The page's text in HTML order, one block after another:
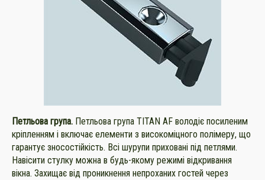
Петльова група. Петльова група TITAN AF володіє посиленим
кріпленням і включає елементи з високоміцного полімеру, що
гарантує зносостійкість. Всі шурупи приховані під петлями.
Навісити стулку можна в будь-якому режимі відкривання
вікна. Захищає від проникнення непроханих гостей через